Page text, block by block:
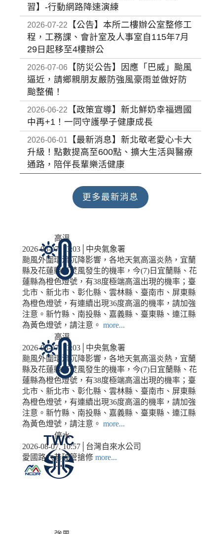
習】-行動網路降速演練
2026-07-22
【公告】本所二樓辦公室整修工
程，工務課、會計室及人事室自115年7月
29日起移至4樓辦公
2026-07-06
【防災公告】因應「巴威」颱風
逼近，請鄉親朋友嚴防強風豪雨並做好防
颱整備！
2026-06-22
【政策宣導】新北鮮奶幸福週國
中再+1！一同守護學子健康成長
2026-06-01
【最新消息】新北敬老愛心卡大
升級！點數提高至600點、擴大生活與醫療
通路，陪伴長輩樂活健康
更多最新消息
高溫
2026-08-07, 13:03│中央氣象署
颱風外圍環流沉降影響，各地天氣高溫炎熱，宜蘭
縣及花蓮縣有焚風發生的機率，今(7)日宜蘭縣、花
蓮縣為橙色燈號，有38度極端高溫出現的機率；臺
北市、新北市、彰化縣、雲林縣、臺南市、屏東縣
為橙色燈號，有連續出現36度高溫的機率，請加強
注意。新竹縣、南投縣、嘉義縣、臺東縣、連江縣
為黃色燈號，請注意。 more...
高溫
2026-08-07, 13:03│中央氣象署
颱風外圍環流沉降影響，各地天氣高溫炎熱，宜蘭
縣及花蓮縣有焚風發生的機率，今(7)日宜蘭縣、花
蓮縣為橙色燈號，有38度極端高溫出現的機率；臺
北市、新北市、彰化縣、雲林縣、臺南市、屏東縣
為橙色燈號，有連續出現36度高溫的機率，請加強
注意。新竹縣、南投縣、嘉義縣、臺東縣、連江縣
為黃色燈號，請注意。 more...
停水
2026-08-07, 10:57│台灣自來水公司
愛國路六巷破管搶修 more...